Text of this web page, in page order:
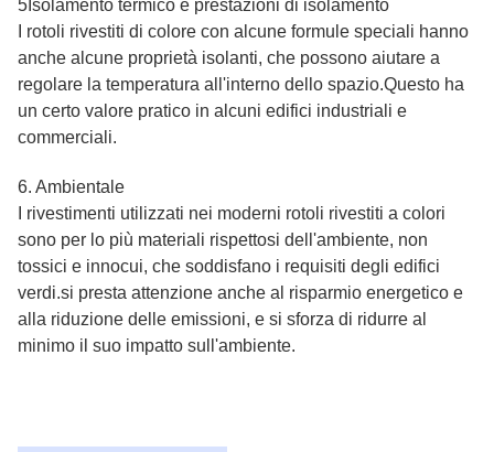
5Isolamento termico e prestazioni di isolamento
I rotoli rivestiti di colore con alcune formule speciali hanno
anche alcune proprietà isolanti, che possono aiutare a
regolare la temperatura all'interno dello spazio.Questo ha
un certo valore pratico in alcuni edifici industriali e
commerciali.
6. Ambientale
I rivestimenti utilizzati nei moderni rotoli rivestiti a colori
sono per lo più materiali rispettosi dell'ambiente, non
tossici e innocui, che soddisfano i requisiti degli edifici
verdi.si presta attenzione anche al risparmio energetico e
alla riduzione delle emissioni, e si sforza di ridurre al
minimo il suo impatto sull'ambiente.